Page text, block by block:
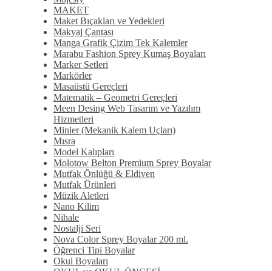
MAKET
Maket Bıçakları ve Yedekleri
Makyaj Çantası
Manga Grafik Çizim Tek Kalemler
Marabu Fashion Sprey Kumaş Boyaları
Marker Setleri
Markörler
Masaüstü Gereçleri
Matematik – Geometri Gereçleri
Meen Desing Web Tasarım ve Yazılım
Hizmetleri
Minler (Mekanik Kalem Uçları)
Mısra
Model Kalıpları
Molotow Belton Premium Sprey Boyalar
Mutfak Önlüğü & Eldiven
Mutfak Ürünleri
Müzik Aletleri
Nano Kilim
Nihale
Nostalji Seri
Nova Color Sprey Boyalar 200 ml.
Öğrenci Tipi Boyalar
Okul Boyaları